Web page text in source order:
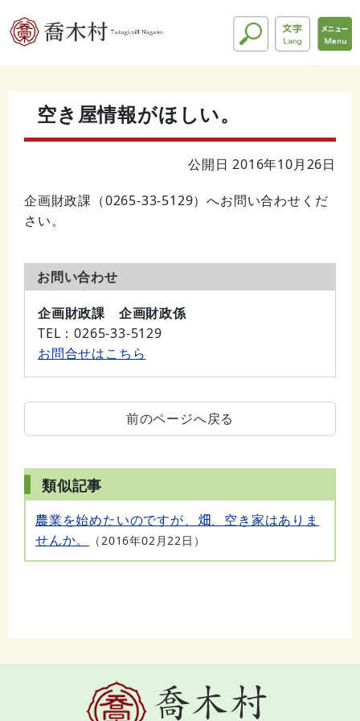
空き屋情報がほしい。
公開日 2016年10月26日
企画財政課（0265-33-5129）へお問い合わせくだ
さい。
お問い合わせ
企画財政課 企画財政係
TEL ：0265-33-5129
お問合せはこちら
前のページへ戻る
類似記事
農業を始めたいのですが、畑、空き家はありま
せんか。
2016年02月22日